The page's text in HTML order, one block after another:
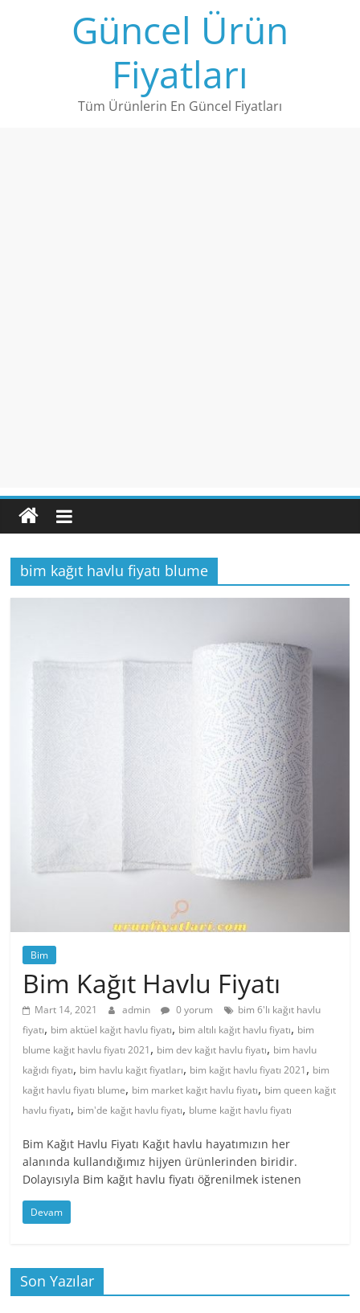
Güncel Ürün
Fiyatları
Tüm Ürünlerin En Güncel Fiyatları
bim kağıt havlu fiyatı blume
Bim
Bim Kağıt Havlu Fiyatı
Mart 14, 2021 admin 0 yorum
bim 6'lı kağıt havlu
fiyatı, bim aktüel kağıt havlu fiyatı, bim altılı kağıt havlu fiyatı, bim
blume kağıt havlu fiyatı 2021, bim dev kağıt havlu fiyatı, bim havlu
kağıdı fiyatı, bim havlu kağıt fiyatları, bim kağıt havlu fiyatı 2021, bim
kağıt havlu fiyatı blume, bim market kağıt havlu fiyatı, bim queen kağıt
havlu fiyatı, bim'de kağıt havlu fiyatı, blume kağıt havlu fiyatı
Bim Kağıt Havlu Fiyatı Kağıt havlu hayatımızın her
alanında kullandığımız hijyen ürünlerinden biridir.
Dolayısıyla Bim kağıt havlu fiyatı öğrenilmek istenen
Devam
Son Yazılar